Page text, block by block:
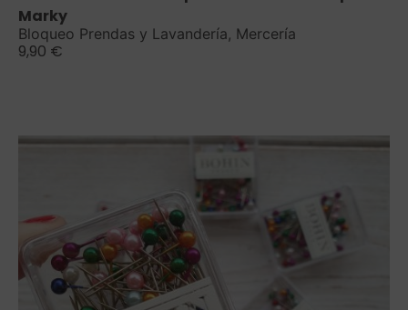
Marky
Bloqueo Prendas y Lavandería, Mercería
9,90 €